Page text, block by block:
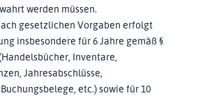
werden müssen.
gesetzlichen Vorgaben erfolgt
insbesondere für 6 Jahre gemäß §
(Handelsbücher, Inventare,
Jahresabschlüsse,
etc.) sowie für 10